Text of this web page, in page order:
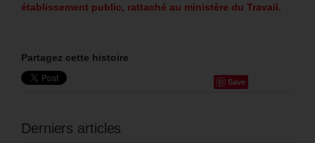
établissement public, rattaché au ministère du Travail.
Partagez cette histoire
Save
Derniers articles